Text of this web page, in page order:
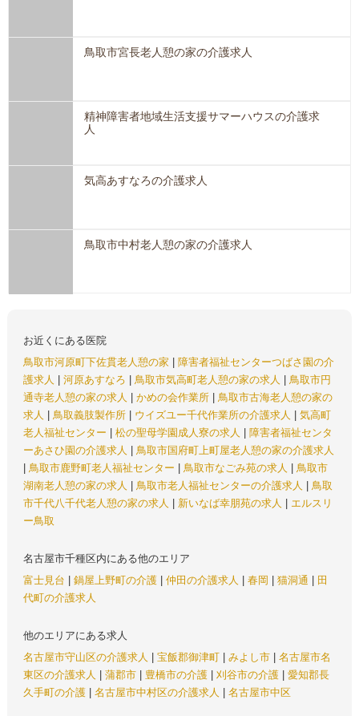
鳥取市宮長老人憩の家の介護求人
精神障害者地域生活支援サマーハウスの介護求
人
気高あすなろの介護求人
鳥取市中村老人憩の家の介護求人
お近くにある医院
鳥取市河原町下佐貫老人憩の家
障害者福祉センターつばさ園の介
護求人
河原あすなろ 鳥取市気高町老人憩の家の求人
鳥取市円
通寺老人憩の家の求人
かめの会作業所
鳥取市古海老人憩の家の
求人
鳥取義肢製作所 ウイズユー千代作業所の介護求人
気高町
老人福祉センター
松の聖母学園成人寮の求人
障害者福祉センタ
ーあさひ園の介護求人
鳥取市国府町上町屋老人憩の家の介護求人
鳥取市鹿野町老人福祉センター 鳥取市なごみ苑の求人
鳥取市
湖南老人憩の家の求人
鳥取市老人福祉センターの介護求人
鳥取
市千代八千代老人憩の家の求人
新いなば幸朋苑の求人
エルスリ
ー鳥取
名古屋市千種区内にある他のエリア
富士見台
鍋屋上野町の介護 仲田の介護求人 春岡 猫洞通
田
代町の介護求人
他のエリアにある求人
名古屋市守山区の介護求人
宝飯郡御津町 みよし市
名古屋市名
東区の介護求人
蒲郡市 豊橋市の介護 刈谷市の介護
愛知郡長
久手町の介護
名古屋市中村区の介護求人 名古屋市中区